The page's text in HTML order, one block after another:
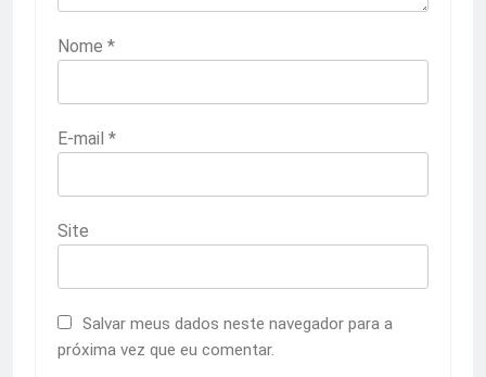
Nome *
E-mail *
Site
Salvar meus dados neste navegador para a
próxima vez que eu comentar.